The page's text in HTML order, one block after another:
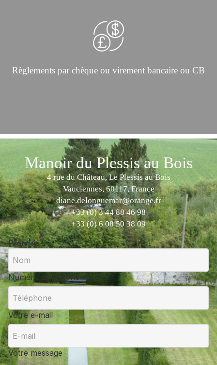
Règlements par chèque ou virement bancaire ou CB
Manoir du Plessis au Bois
4 rue du Château, Le Plessis au Bois
Vauciennes, 60117, France
diane.delonguemar@orange.fr
+33 (0) 3 44 88 46 98
+33 (0) 6 08 50 38 09
Prénom
Numéro de téléphone
Votre e-mail
Votre message